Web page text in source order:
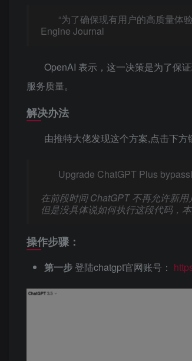
“为了确保现有用户的高质量体
Engine Journal
OpenAI 表示，这一决策是为了保
服务质量。
解决办法
由推特大佬发现这个方案,点击下方
Upgrade ChatGPT Plus
在前段时间 ChatGPT 不再允许新
但是没具体说如何执行这段代码，
操作步骤：
第一步登陆chatgpt官网账号：